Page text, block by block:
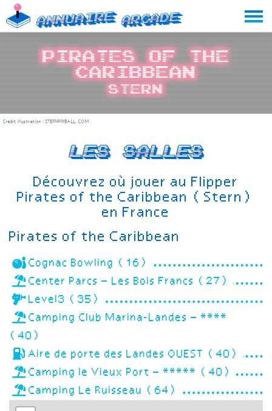
Skip
to
content
Annuaire Arcade
Crédit illustration : STERNPINBALL.COM
Pirates of the
Caribbean
Stern
Les salles
Découvrez où jouer au Flipper
Pirates of the Caribbean (Stern)
en France
Pirates of the Caribbean
Cognac Bowling (16)
Center Parcs – Les Bois Francs (27)
Level3 (35)
Camping Club Marina-Landes – ****
(40)
Aire de porte des Landes OUEST (40)
Camping le Vieux Port – ***** (40)
Camping Le Ruisseau (64)